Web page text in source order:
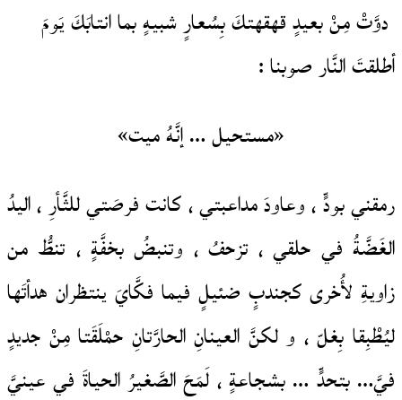
دوَّتْ مِنْ بعيدٍ قهقهتكَ بِسُعارٍ شبيهٍ بما انتابَكَ يَومَ
أطلقتَ النَّار صوبنا :
«مستحيل … إنَّهُ ميت»
رمقني بودٍّ ، وعاودَ مداعبتي ، كانت فرصَتي للثَّأرِ ، اليدُ
الغَضَّةُ في حلقي ، تزحفُ ، وتنبضُ بخفَّةٍ ، تنطُّ من
زاويةِ لأُخرى كجندبٍ ضئيلٍ فيما فكَّايَ ينتظران هدأتَها
ليُطْبِقا بِغلّ ، و لكنَّ العينانِ الحارَّتانِ حمْلَقَتا مِنْ جديدٍ
فيَّ… بتحدٍّ … بشجاعةٍ ، لَمَحَ الصَّغيرُ الحياةَ في عينيَّ